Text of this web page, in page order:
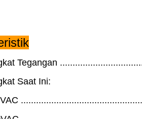
Tegangan
Saat Ini: